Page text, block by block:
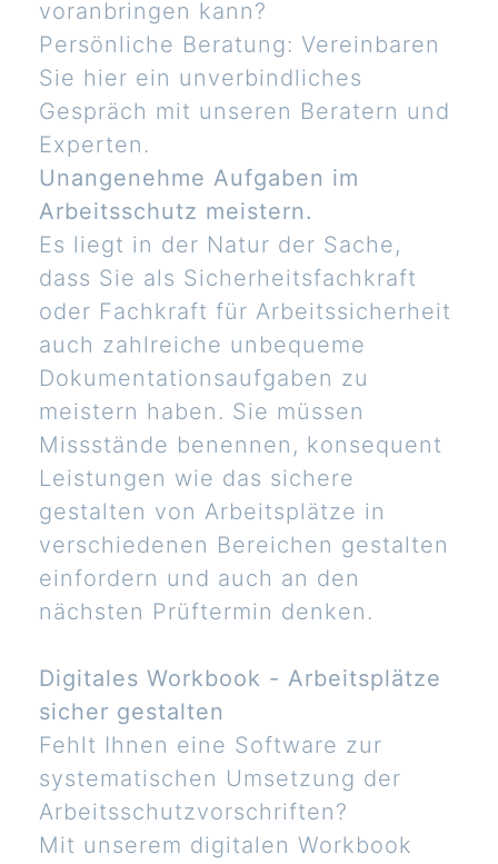
voranbringen kann?
Persönliche Beratung: Vereinbaren
Sie hier ein unverbindliches
Gespräch mit unseren Beratern und
Experten.
Unangenehme Aufgaben im
Arbeitsschutz meistern.
Es liegt in der Natur der Sache,
dass Sie als Sicherheitsfachkraft
oder Fachkraft für Arbeitssicherheit
auch zahlreiche unbequeme
Dokumentationsaufgaben zu
meistern haben. Sie müssen
Missstände benennen, konsequent
Leistungen wie das sichere
gestalten von Arbeitsplätze in
verschiedenen Bereichen gestalten
einfordern und auch an den
nächsten Prüftermin denken.
Digitales Workbook - Arbeitsplätze
sicher gestalten
Fehlt Ihnen eine Software zur
systematischen Umsetzung der
Arbeitsschutzvorschriften?
Mit unserem digitalen Workbook